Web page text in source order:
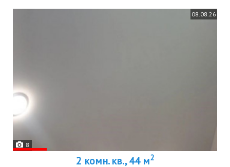
08.08.26
8
2 комн. кв., 44 м2